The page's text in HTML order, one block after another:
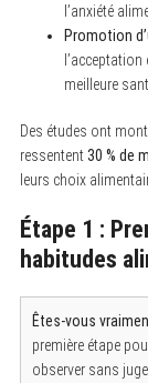
l’anxiété
Promotion
meilleure
Des études ont
ressentent30 % de
leurs choix
Étape 1 :
habitudes
Êtes-vous
première étape
observer sans